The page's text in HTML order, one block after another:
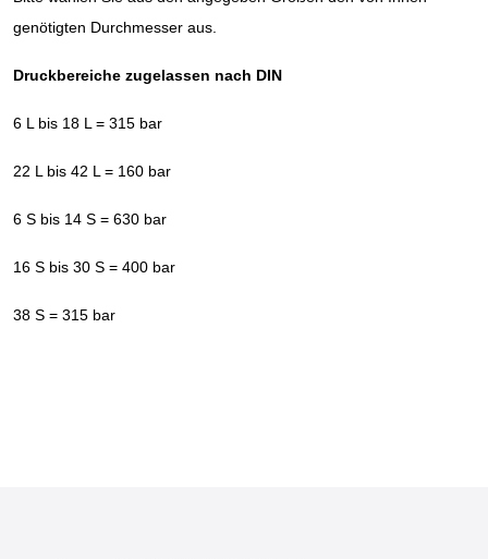
genötigten Durchmesser aus.
Druckbereiche zugelassen nach DIN
6 L bis 18 L = 315 bar
22 L bis 42 L = 160 bar
6 S bis 14 S = 630 bar
16 S bis 30 S = 400 bar
38 S = 315 bar